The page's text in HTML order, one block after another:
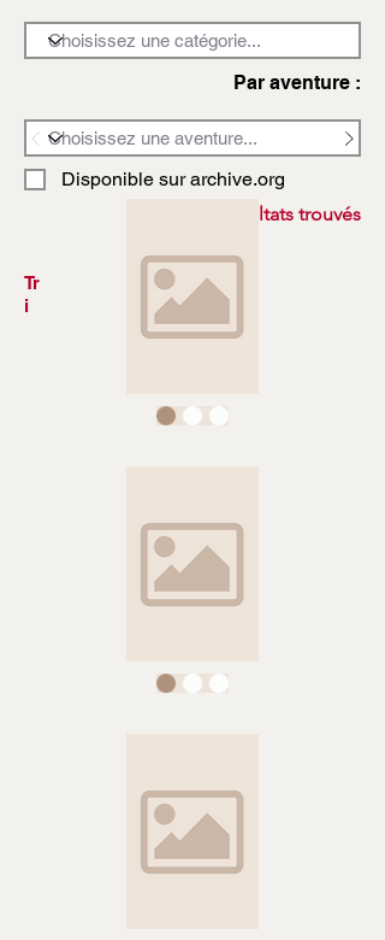
Par aventure :
Disponible sur archive.org
3972 résultats trouvés
Tr
i